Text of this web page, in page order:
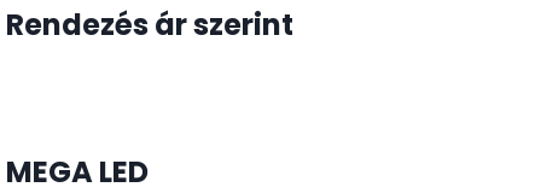
Rendezés ár szerint
MEGA LED